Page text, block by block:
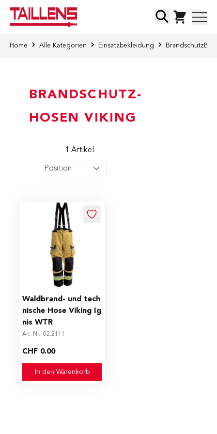
Suche
Home Alle Kategorien Einsatzbekleidung
BRANDSCHUTZ­
HOSEN VIKING
1 Artikel
Waldbrand- und tech
nische Hose Viking Ig
nis WTR
Art. Nr.: 02.2111
CHF 0.00
In den Warenkorb